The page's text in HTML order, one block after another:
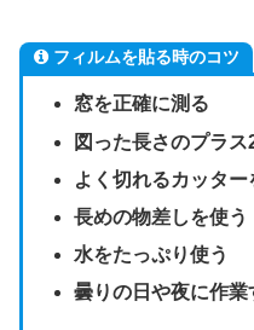
フィルムを貼る時のコツ
窓を正確に測る
図った長さのプラ
よく切れるカッター
長めの物差しを使う
水をたっぷり使う
曇りの日や夜に作業